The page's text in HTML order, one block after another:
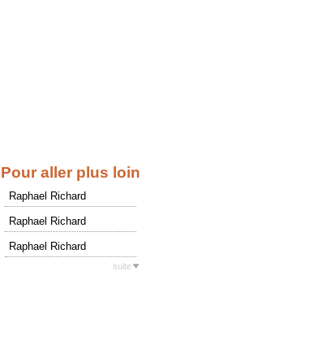
Pour aller plus loin
Raphael Richard
Raphael Richard
Raphael Richard
suite